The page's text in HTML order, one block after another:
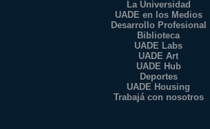
La Universidad
UADE en los Medios
Desarrollo Profesional
Biblioteca
UADE Labs
UADE Art
UADE Hub
Deportes
UADE Housing
Trabajá con nosotros